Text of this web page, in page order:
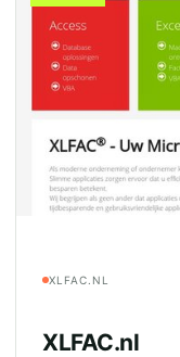
XLFAC.NL
XLFAC.nl